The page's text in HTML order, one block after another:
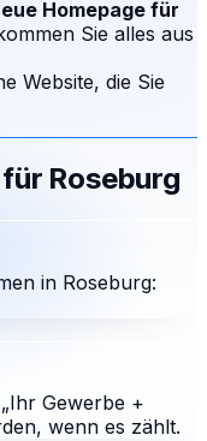
Homepage für
Sie alles aus
Website, die Sie
Roseburg
in Roseburg:
Gewerbe +
wenn es zählt.